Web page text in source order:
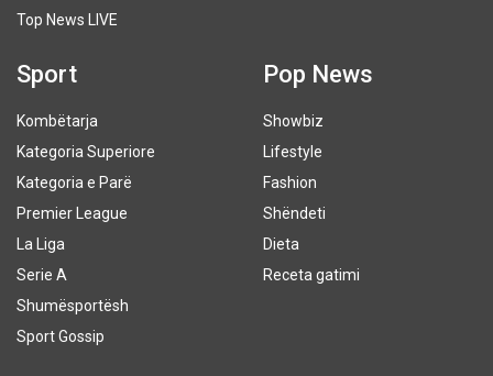
Top News LIVE
Sport
Kombëtarja
Kategoria Superiore
Kategoria e Parë
Premier League
La Liga
Serie A
Shumësportësh
Sport Gossip
Pop News
Showbiz
Lifestyle
Fashion
Shëndeti
Dieta
Receta gatimi